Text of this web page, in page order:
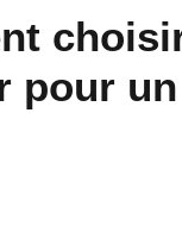
pour